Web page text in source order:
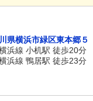
県横浜市緑区東本郷５
横浜線 小机駅 徒歩20分
横浜線 鴨居駅 徒歩23分